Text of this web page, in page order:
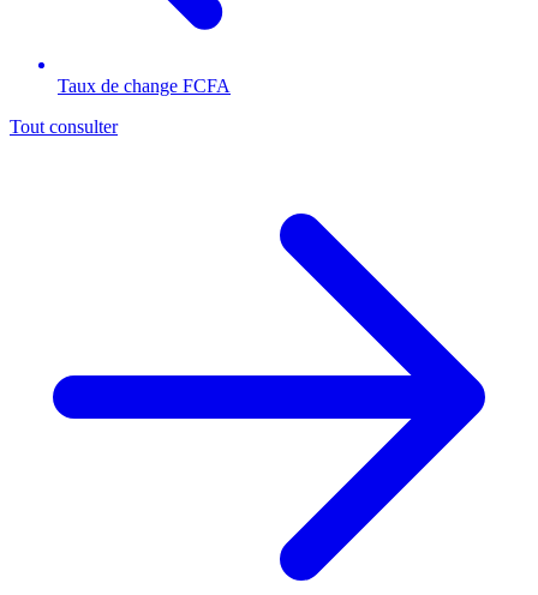
Taux de change FCFA
Tout consulter